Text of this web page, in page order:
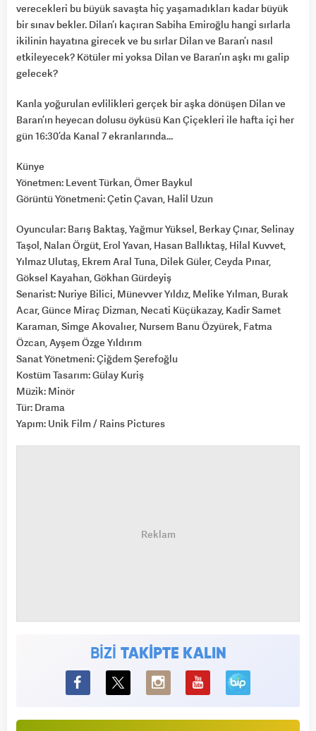
verecekleri bu büyük savaşta hiç yaşamadıkları kadar büyük
bir sınav bekler. Dilan’ı kaçıran Sabiha Emiroğlu hangi sırlarla
ikilinin hayatına girecek ve bu sırlar Dilan ve Baran’ı nasıl
etkileyecek? Kötüler mi yoksa Dilan ve Baran’ın aşkı mı galip
gelecek?
Kanla yoğurulan evlilikleri gerçek bir aşka dönüşen Dilan ve
Baran’ın heyecan dolusu öyküsü Kan Çiçekleri ile hafta içi her
gün 16:30’da Kanal 7 ekranlarında…
Künye
Yönetmen: Levent Türkan, Ömer Baykul
Görüntü Yönetmeni: Çetin Çavan, Halil Uzun
Oyuncular: Barış Baktaş, Yağmur Yüksel, Berkay Çınar, Selinay
Taşol, Nalan Örgüt, Erol Yavan, Hasan Ballıktaş, Hilal Kuvvet,
Yılmaz Ulutaş, Ekrem Aral Tuna, Dilek Güler, Ceyda Pınar,
Göksel Kayahan, Gökhan Gürdeyiş
Senarist: Nuriye Bilici, Münevver Yıldız, Melike Yılman, Burak
Acar, Günce Miraç Dizman, Necati Küçükazay, Kadir Samet
Karaman, Simge Akovalıer, Nursem Banu Özyürek, Fatma
Özcan, Ayşem Özge Yıldırım
Sanat Yönetmeni: Çiğdem Şerefoğlu
Kostüm Tasarım: Gülay Kuriş
Müzik: Minör
Tür: Drama
Yapım: Unik Film / Rains Pictures
BİZİ TAKİPTE KALIN
BiP